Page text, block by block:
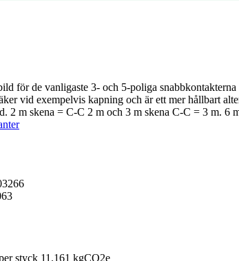
för de vanligaste 3- och 5-poliga
vid exempelvis kapning och är ett mer hållbart
2 m skena = C-C 2 m och 3 m skena C-C = 3 m. 6
styck 11.161 kgCO2e